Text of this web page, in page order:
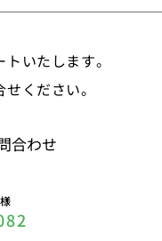
カードに関す
報 端末識別
ーデータおよ
ッキーIDや広
する情報等 ま
タベースシス
いたします。
ください。
合わせ